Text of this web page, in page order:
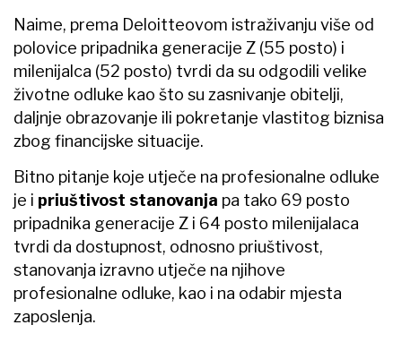
Naime, prema Deloitteovom istraživanju više od
polovice pripadnika generacije Z (55 posto) i
milenijalca (52 posto) tvrdi da su odgodili velike
životne odluke kao što su zasnivanje obitelji,
daljnje obrazovanje ili pokretanje vlastitog biznisa
zbog financijske situacije.
Bitno pitanje koje utječe na profesionalne odluke
je i priuštivost stanovanja pa tako 69 posto
pripadnika generacije Z i 64 posto milenijalaca
tvrdi da dostupnost, odnosno priuštivost,
stanovanja izravno utječe na njihove
profesionalne odluke, kao i na odabir mjesta
zaposlenja.